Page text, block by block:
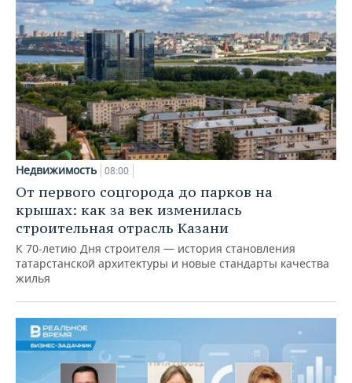
Недвижимость 08:00
От первого соцгорода до парков на
крышах: как за век изменилась
строительная отрасль Казани
К 70-летию Дня строителя — история становления
татарстанской архитектуры и новые стандарты качества
жилья